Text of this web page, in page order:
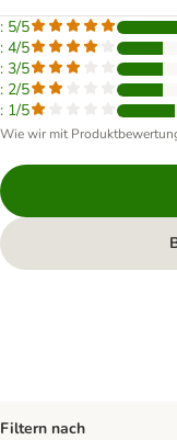
: 5/5
: 4/5
: 3/5
: 2/5
: 1/5
Wie wir mit
Filtern nach